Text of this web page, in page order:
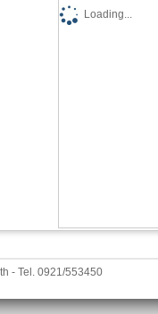
Loading...
- Tel. 0921/553450